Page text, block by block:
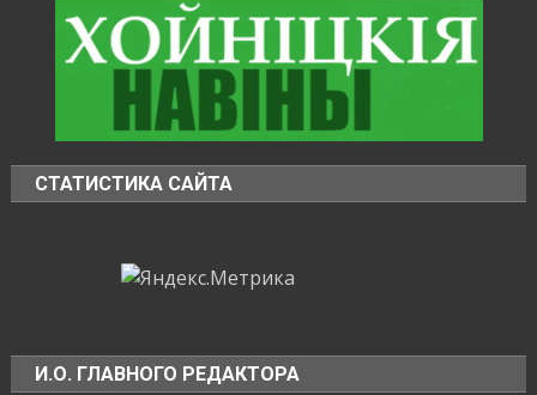
СТАТИСТИКА САЙТА
И.О. ГЛАВНОГО РЕДАКТОРА